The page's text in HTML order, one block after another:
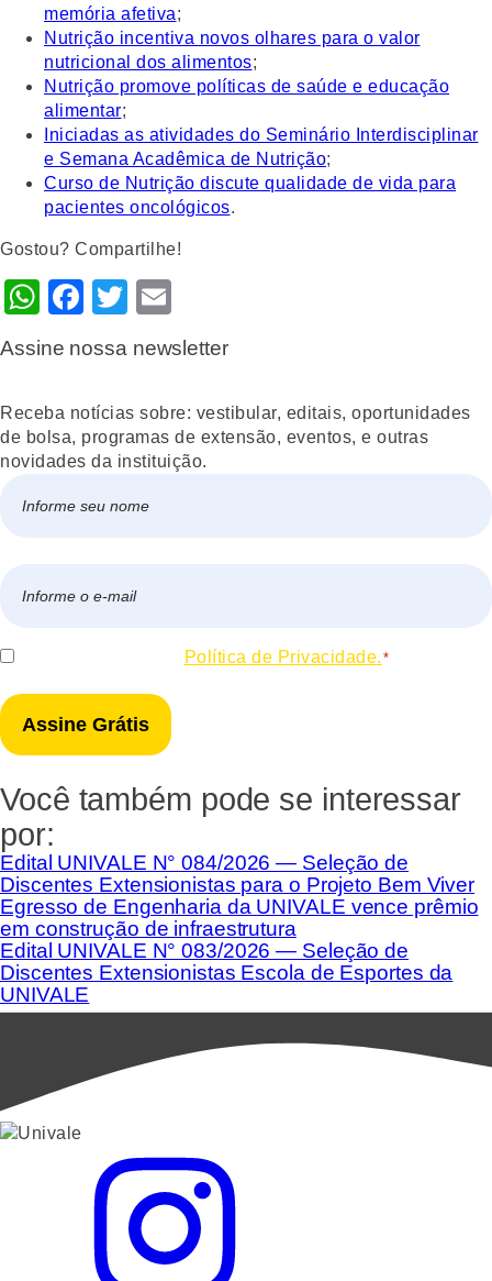
memória afetiva;
Nutrição incentiva novos olhares para o valor
nutricional dos alimentos;
Nutrição promove políticas de saúde e educação
alimentar;
Iniciadas as atividades do Seminário Interdisciplinar
e Semana Acadêmica de Nutrição;
Curso de Nutrição discute qualidade de vida para
pacientes oncológicos.
Gostou? Compartilhe!
WhatsApp
Facebook
Twitter
Assine nossa newsletter
Receba notícias sobre: vestibular, editais, oportunidades
de bolsa, programas de extensão, eventos, e outras
novidades da instituição.
mail
Consentir Política de Privacidade. *
Você também pode se interessar
por:
Edital UNIVALE N° 084/2026 — Seleção de
Discentes Extensionistas para o Projeto Bem Viver
Egresso de Engenharia da UNIVALE vence prêmio
em construção de infraestrutura
Edital UNIVALE N° 083/2026 — Seleção de
Discentes Extensionistas Escola de Esportes da
UNIVALE